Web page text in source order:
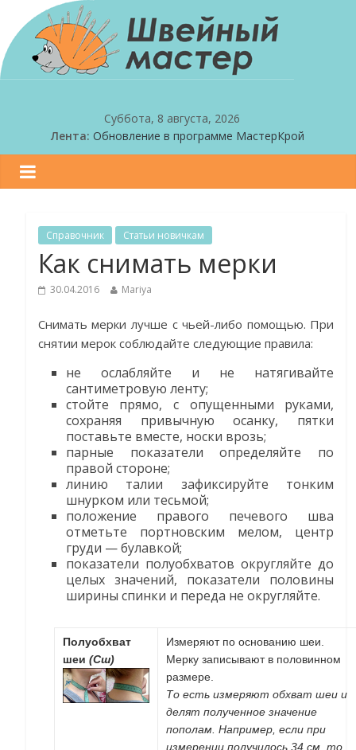
Суббота, 8 августа, 2026
Лента: Обновление в программе МастерКрой
Обновление в программе МастерКрой
Праздничная скидка!
Справочник Статьи новичкам
Как снимать мерки
30.04.2016 Mariya
Снимать мерки лучше с чьей-либо помощью. При
снятии мерок соблюдайте следующие правила:
не ослабляйте и не натягивайте
сантиметровую ленту;
стойте прямо, с опущенными руками,
сохраняя привычную осанку, пятки
поставьте вместе, носки врозь;
парные показатели определяйте по
правой стороне;
линию талии зафиксируйте тонким
шнурком или тесьмой;
положение правого печевого шва
отметьте портновским мелом, центр
груди — булавкой;
показатели полуобхватов округляйте до
целых значений, показатели половины
ширины спинки и переда не округляйте.
Полуобхват
шеи (Сш)
Измеряют по основанию шеи.
Мерку записывают в половинном
размере.
То есть измеряют обхват шеи и
делят полученное значение
пополам. Например, если при
измерении получилось 34 см, то